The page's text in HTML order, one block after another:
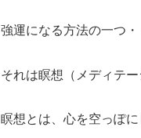
強運になる方法の一つ・
それは瞑想（メディテー
瞑想とは、心を空っぽ